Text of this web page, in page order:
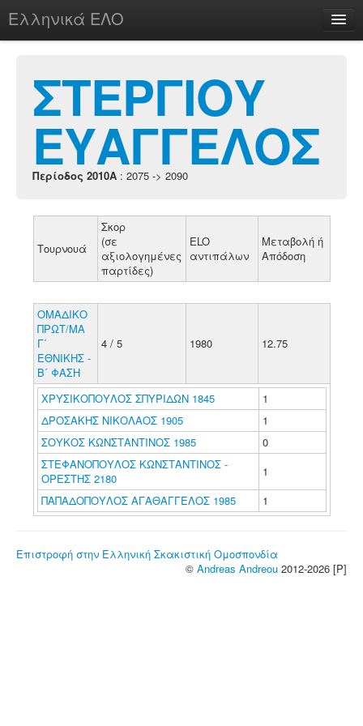
Ελληνικά ΕΛΟ
chesstu.be @ discord
Login
ΣΤΕΡΓΙΟΥ
ΕΥΑΓΓΕΛΟΣ
Περίοδος 2010A : 2075 -> 2090
Τουρνουά
Σκορ
(σε
αξιολογημένες
παρτίδες)
ELO
αντιπάλων
Μεταβολή ή
Απόδοση
ΟΜΑΔΙΚΟ
ΠΡΩΤ/ΜΑ
Γ΄
ΕΘΝΙΚΗΣ -
Β΄ ΦΑΣΗ
4 / 5 1980 12.75
ΧΡΥΣΙΚΟΠΟΥΛΟΣ ΣΠΥΡΙΔΩΝ 1845
1
ΔΡΟΣΑΚΗΣ ΝΙΚΟΛΑΟΣ 1905
1
ΣΟΥΚΟΣ ΚΩΝΣΤΑΝΤΙΝΟΣ 1985
0
ΣΤΕΦΑΝΟΠΟΥΛΟΣ ΚΩΝΣΤΑΝΤΙΝΟΣ -
ΟΡΕΣΤΗΣ 2180
1
ΠΑΠΑΔΟΠΟΥΛΟΣ ΑΓΑΘΑΓΓΕΛΟΣ 1985
1
Επιστροφή στην Ελληνική Σκακιστική Ομοσπονδία
© Andreas Andreou 2012-2026 [P]